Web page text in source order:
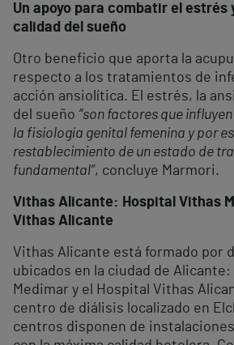
Un apoyo para combatir el estrés
calidad del sueño
Otro beneficio que aporta la
respecto a los tratamientos de
acción ansiolítica. El estrés, la
del sueño “son factores que
la fisiología genital femenina y por
restablecimiento de un estado de
fundamental”, concluye Marmori.
Vithas Alicante: Hospital Vithas
Vithas Alicante
Vithas Alicante está formado por
ubicados en la ciudad de
Medimar y el Hospital Vithas
centro de diálisis localizado en
centros disponen de